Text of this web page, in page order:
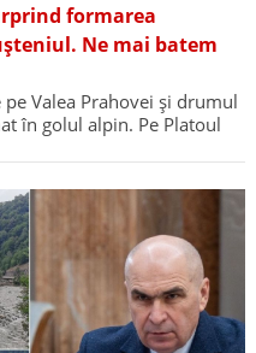
formarea
Ne mai batem
Valea Prahovei și drumul
în golul alpin. Pe Platoul